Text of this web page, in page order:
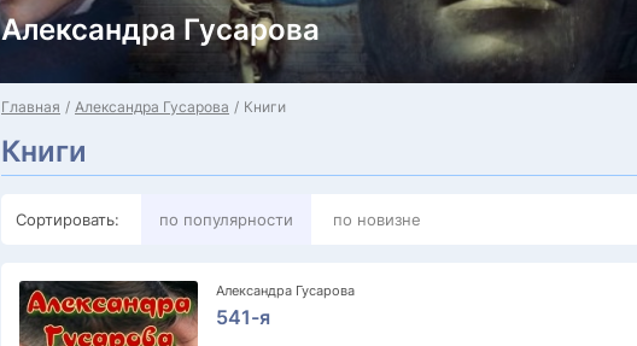
Александра Гусарова
Главная Александра Гусарова Книги
Книги
Сортировать: по популярности по новизне
Александра Гусарова
541-я